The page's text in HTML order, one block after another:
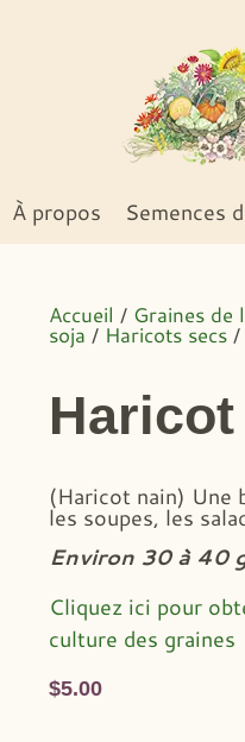
À propos Semences
Accueil / Graines de
soja / Haricots secs /
(Haricot nain) Une
les soupes, les
Environ 30 à 40
Cliquez ici pour
culture des graines
$5.00